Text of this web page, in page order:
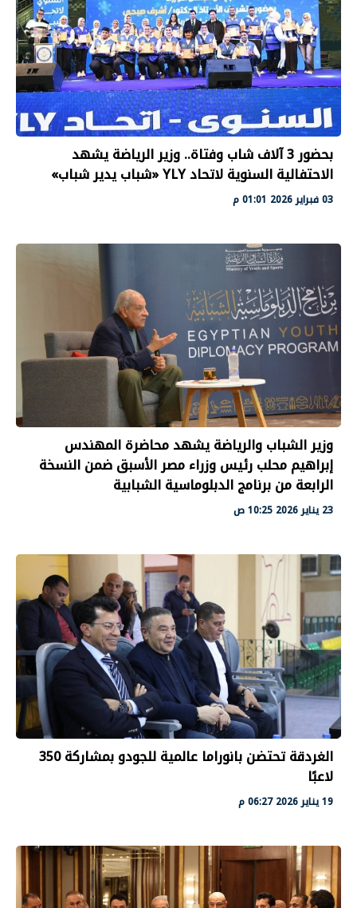
بحضور 3 آلاف شاب وفتاة.. وزير الرياضة يشهد
الاحتفالية السنوية لاتحاد YLY «شباب يدير شباب»
03 فبراير 2026 01:01 م
وزير الشباب والرياضة يشهد محاضرة المهندس
إبراهيم محلب رئيس وزراء مصر الأسبق ضمن النسخة
الرابعة من برنامج الدبلوماسية الشبابية
23 يناير 2026 10:25 ص
الغردقة تحتضن بانوراما عالمية للجودو بمشاركة 350
لاعبًا
19 يناير 2026 06:27 م